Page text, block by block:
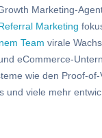
Marketing-
Marketing
Team virale
eCommerce-
wie den Proof-of-
und viele mehr